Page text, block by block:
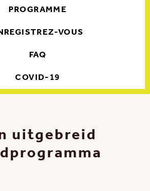
PROGRAMME
VOUS
FAQ
COVID-19
uitgebreid